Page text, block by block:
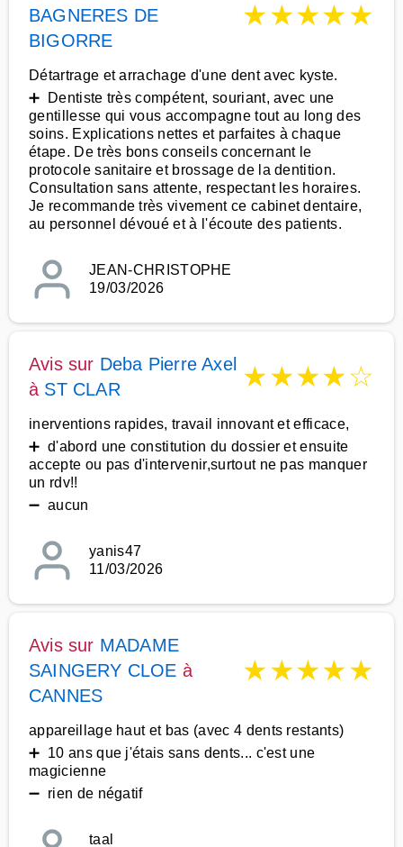
BAGNERES DE
BIGORRE
★★★★★
Détartrage et arrachage d'une dent avec kyste.
➕ Dentiste très compétent, souriant, avec une
gentillesse qui vous accompagne tout au long des
soins. Explications nettes et parfaites à chaque
étape. De très bons conseils concernant le
protocole sanitaire et brossage de la dentition.
Consultation sans attente, respectant les horaires.
Je recommande très vivement ce cabinet dentaire,
au personnel dévoué et à l'écoute des patients.
JEAN-CHRISTOPHE
19/03/2026
Avis sur Deba Pierre Axel
à ST CLAR ★★★★☆
inerventions rapides, travail innovant et efficace,
➕ d'abord une constitution du dossier et ensuite
accepte ou pas d'intervenir,surtout ne pas manquer
un rdv!!
➖ aucun
yanis47
11/03/2026
Avis sur MADAME
SAINGERY CLOE à
CANNES
★★★★★
appareillage haut et bas (avec 4 dents restants)
➕ 10 ans que j'étais sans dents... c'est une
magicienne
➖ rien de négatif
taal